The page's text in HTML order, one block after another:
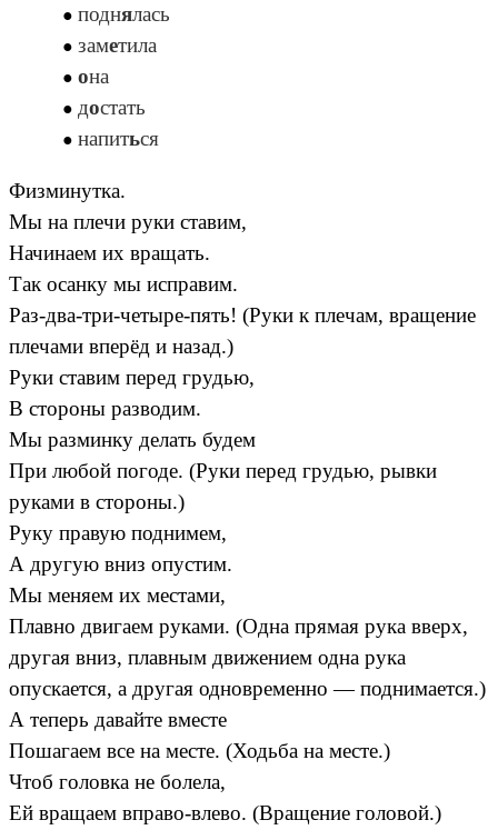
поднялась
заметила
она
достать
напиться
Физминутка.
Мы на плечи руки ставим,
Начинаем их вращать.
Так осанку мы исправим.
Раз-два-три-четыре-пять! (Руки к плечам, вращение
плечами вперёд и назад.)
Руки ставим перед грудью,
В стороны разводим.
Мы разминку делать будем
При любой погоде. (Руки перед грудью, рывки
руками в стороны.)
Руку правую поднимем,
А другую вниз опустим.
Мы меняем их местами,
Плавно двигаем руками. (Одна прямая рука вверх,
другая вниз, плавным движением одна рука
опускается, а другая одновременно — поднимается.)
А теперь давайте вместе
Пошагаем все на месте. (Ходьба на месте.)
Чтоб головка не болела,
Ей вращаем вправо-влево. (Вращение головой.)